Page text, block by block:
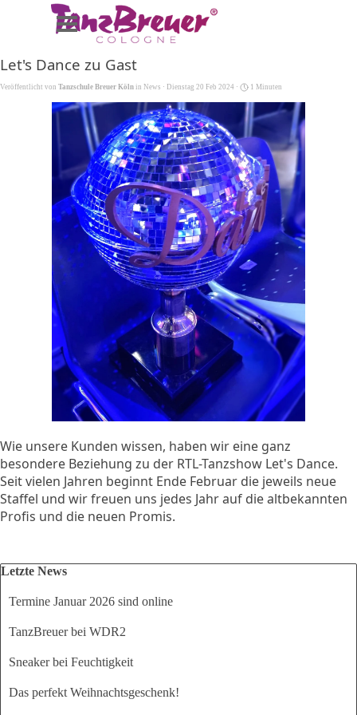
Direkt zum Seiteninhalt
Menü überspringen
Let's Dance zu Gast
Veröffentlicht von Tanzschule Breuer Köln in News · Dienstag 20 Feb 2024 · 1 Minuten
Wie unsere Kunden wissen, haben wir eine ganz
besondere Beziehung zu der RTL-Tanzshow Let's Dance.
Seit vielen Jahren beginnt Ende Februar die jeweils neue
Staffel und wir freuen uns jedes Jahr auf die altbekannten
Profis und die neuen Promis.
Block überspringen Letzte News
Letzte News
Termine Januar 2026 sind online
TanzBreuer bei WDR2
Sneaker bei Feuchtigkeit
Das perfekt Weihnachtsgeschenk!